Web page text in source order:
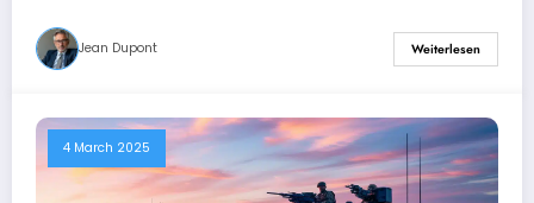
Jean Dupont Weiterlesen
4 March 2025